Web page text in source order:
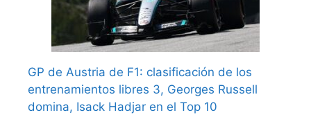
GP de Austria de F1: clasificación de los
entrenamientos libres 3, Georges Russell
domina, Isack Hadjar en el Top 10